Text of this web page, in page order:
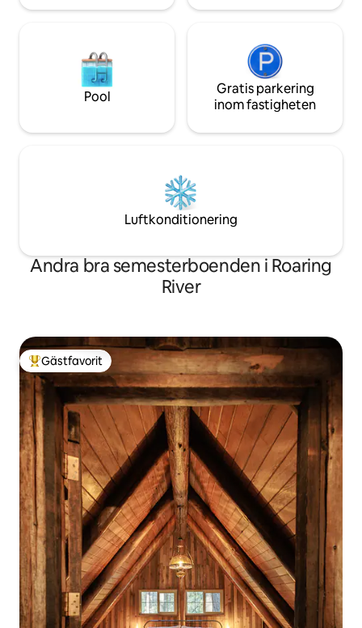
Pool
Gratis parkering
inom fastigheten
Luftkonditionering
Andra bra semesterboenden i Roaring
River
Populär gästfavorit
Gästfavorit